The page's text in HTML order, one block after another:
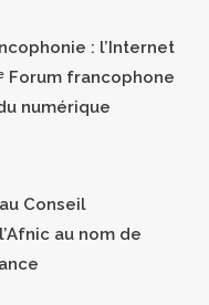
: l’Internet
Forum francophone
numérique
Conseil
au nom de